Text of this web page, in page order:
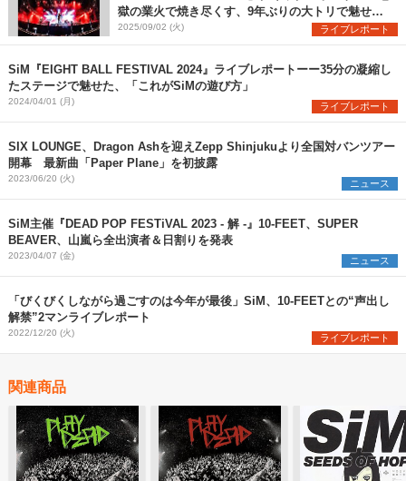
獄の業火で焼き尽くす、9年ぶりの大トリで魅せた
圧巻のステージ
2025/09/02 (火) ライブレポート
SiM『EIGHT BALL FESTIVAL 2024』ライブレポートーー35分の凝縮し
たステージで魅せた、「これがSiMの遊び方」
2024/04/01 (月) ライブレポート
SIX LOUNGE、Dragon Ashを迎えZepp Shinjukuより全国対バンツアー
開幕 最新曲「Paper Plane」を初披露
2023/06/20 (火) ニュース
SiM主催『DEAD POP FESTiVAL 2023 - 解 -』10-FEET、SUPER
BEAVER、山嵐ら全出演者＆日割りを発表
2023/04/07 (金) ニュース
「びくびくしながら過ごすのは今年が最後」SiM、10-FEETとの“声出し
解禁”2マンライブレポート
2022/12/20 (火) ライブレポート
関連商品